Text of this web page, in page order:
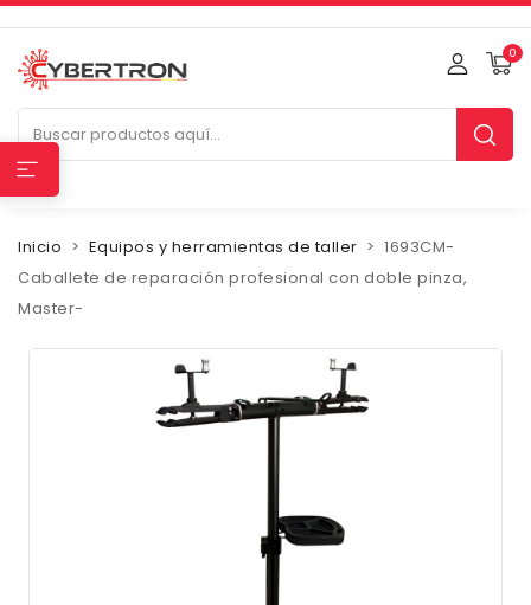
0
Inicio Equipos y herramientas de taller
1693CM-
Caballete de reparación profesional con doble pinza,
Master-